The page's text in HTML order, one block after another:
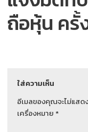
ถือหุ้น ครั้
ใส่ความเห็น
อีเมลของคุณจะไม่แสด
เครื่องหมาย *